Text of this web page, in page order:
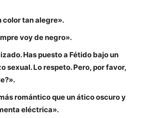
color tan alegre».
voy de negro».
Has puesto a Fétido bajo un
sexual. Lo respeto. Pero, por favor,
romántico que un ático oscuro y
eléctrica».